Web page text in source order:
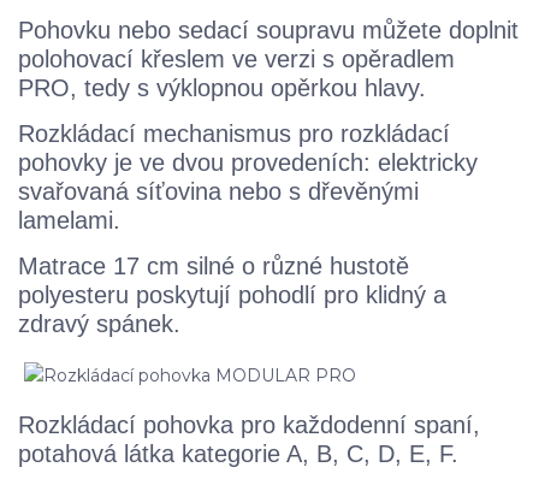
Pohovku nebo sedací soupravu můžete doplnit
polohovací křeslem ve verzi s opěradlem
PRO, tedy s výklopnou opěrkou hlavy.
Rozkládací mechanismus pro rozkládací
pohovky je ve dvou provedeních: elektricky
svařovaná síťovina nebo s dřevěnými
lamelami.
Matrace 17 cm silné o různé hustotě
polyesteru poskytují pohodlí pro klidný a
zdravý spánek.
Rozkládací pohovka pro každodenní spaní,
potahová látka kategorie A, B, C, D, E, F.